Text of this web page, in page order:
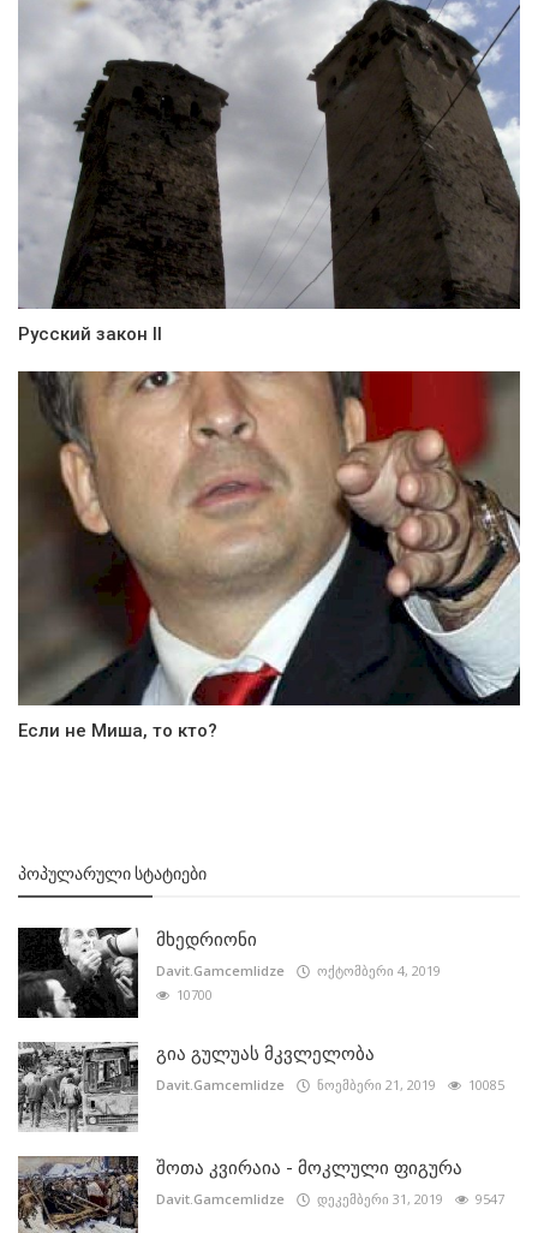
Русский закон II
Если не Миша, то кто?
ᲞᲝᲞᲣᲚᲐᲠᲣᲚᲘ ᲡᲢᲐᲢᲘᲔᲑᲘ
მხედრიონი
Davit.Gamcemlidze
ოქტომბერი 4, 2019
10700
გია გულუას მკვლელობა
Davit.Gamcemlidze ნოემბერი 21, 2019 10085
შოთა კვირაია - მოკლული ფიგურა
Davit.Gamcemlidze დეკემბერი 31, 2019 9547